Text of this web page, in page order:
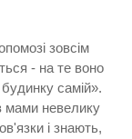
зовсім
- на те воно
самій».
мами невелику
і знають,